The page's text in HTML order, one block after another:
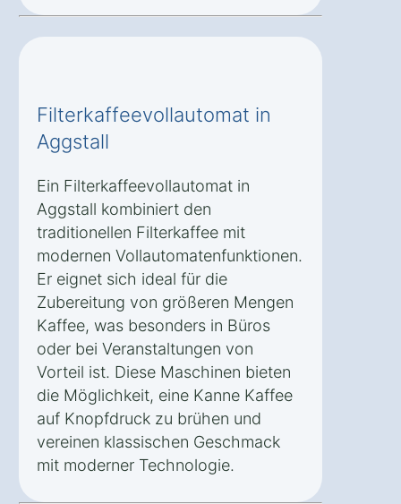
Filterkaffeevollautomat in
Aggstall
Ein Filterkaffeevollautomat in
Aggstall kombiniert den
traditionellen Filterkaffee mit
modernen Vollautomatenfunktionen.
Er eignet sich ideal für die
Zubereitung von größeren Mengen
Kaffee, was besonders in Büros
oder bei Veranstaltungen von
Vorteil ist. Diese Maschinen bieten
die Möglichkeit, eine Kanne Kaffee
auf Knopfdruck zu brühen und
vereinen klassischen Geschmack
mit moderner Technologie.